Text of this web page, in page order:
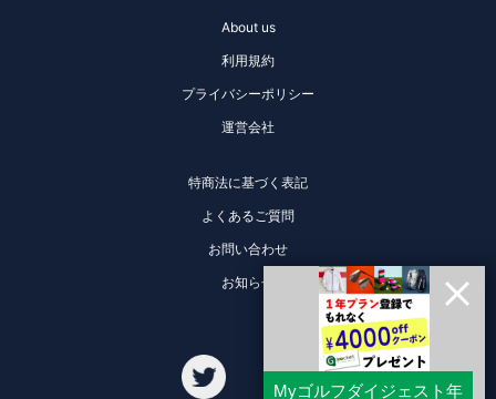
About us
利用規約
プライバシーポリシー
運営会社
特商法に基づく表記
よくあるご質問
お問い合わせ
お知らせ